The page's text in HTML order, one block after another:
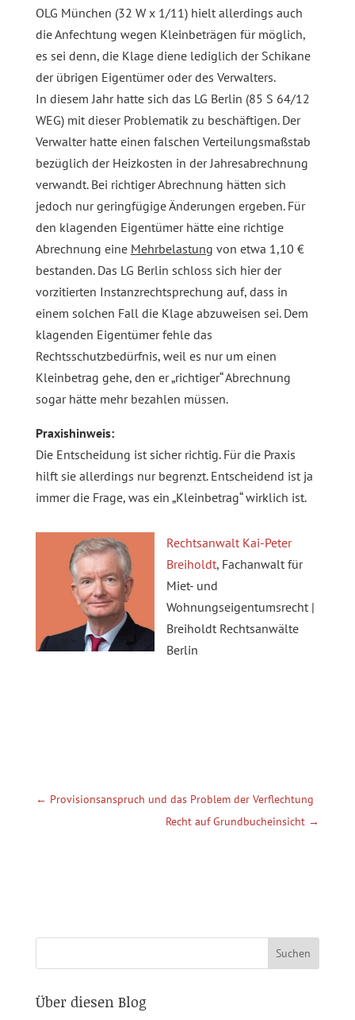
OLG München (32 W x 1/11) hielt allerdings auch
die Anfechtung wegen Kleinbeträgen für möglich,
es sei denn, die Klage diene lediglich der Schikane
der übrigen Eigentümer oder des Verwalters.
In diesem Jahr hatte sich das LG Berlin (85 S 64/12
WEG) mit dieser Problematik zu beschäftigen. Der
Verwalter hatte einen falschen Verteilungsmaßstab
bezüglich der Heizkosten in der Jahresabrechnung
verwandt. Bei richtiger Abrechnung hätten sich
jedoch nur geringfügige Änderungen ergeben. Für
den klagenden Eigentümer hätte eine richtige
Abrechnung eine Mehrbelastung von etwa 1,10 €
bestanden. Das LG Berlin schloss sich hier der
vorzitierten Instanzrechtsprechung auf, dass in
einem solchen Fall die Klage abzuweisen sei. Dem
klagenden Eigentümer fehle das
Rechtsschutzbedürfnis, weil es nur um einen
Kleinbetrag gehe, den er „richtiger“ Abrechnung
sogar hätte mehr bezahlen müssen.
Praxishinweis:
Die Entscheidung ist sicher richtig. Für die Praxis
hilft sie allerdings nur begrenzt. Entscheidend ist ja
immer die Frage, was ein „Kleinbetrag“ wirklich ist.
Rechtsanwalt Kai-Peter
Breiholdt, Fachanwalt für
Miet- und
Wohnungseigentumsrecht |
Breiholdt Rechtsanwälte
Berlin
← Provisionsanspruch und das Problem der Verflechtung
Recht auf Grundbucheinsicht →
Über diesen Blog